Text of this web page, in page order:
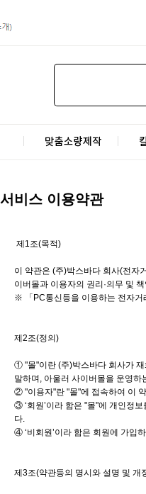
서비스 이용약관
​ 제1조(목적)
이 약관은 (주)박스바다 회사(전자
이버몰과 이용자의 권리·의무 및
※ 「PC통신등을 이용하는 전자거
제2조(정의)
① "몰"이란 (주)박스바다 회사가
말하며, 아울러 사이버몰을 운영
② "이용자"란 "몰"에 접속하여 이
③ ‘회원’이라 함은 "몰"에 개인정
다.
④ ‘비회원’이라 함은 회원에 가입
제3조(약관등의 명시와 설명 및 개